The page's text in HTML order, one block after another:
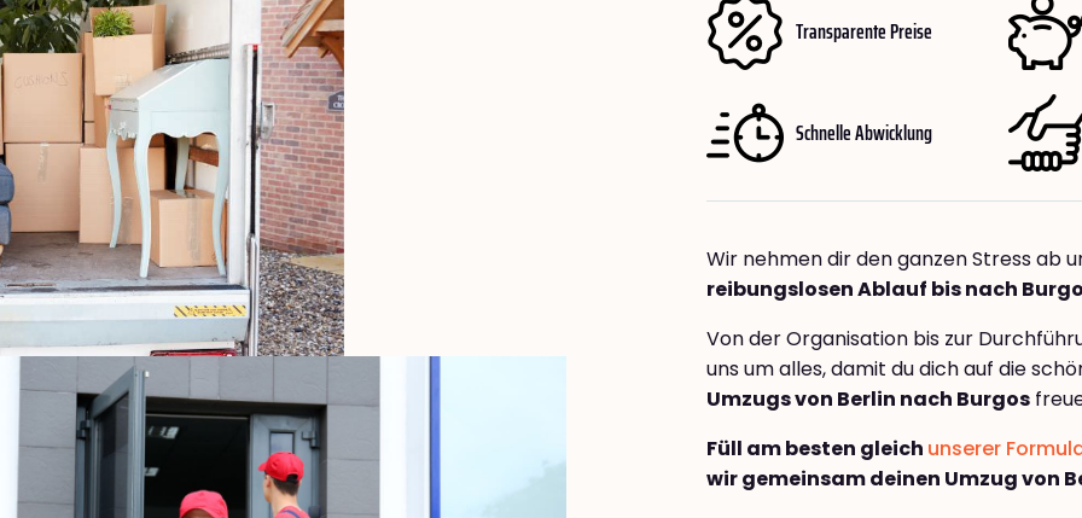
Transparente Preise
Schnelle Abwicklung
Wir nehmen dir den ganzen Stress ab
reibungslosen Ablauf bis nach
Von der Organisation bis zur
uns um alles, damit du dich auf die
Umzugs von Berlin nach Burgos
Füll am besten gleich unserer
wir gemeinsam deinen Umzug von